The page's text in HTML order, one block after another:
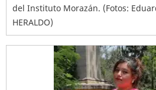
del Instituto Morazán. (Fotos:
HERALDO)